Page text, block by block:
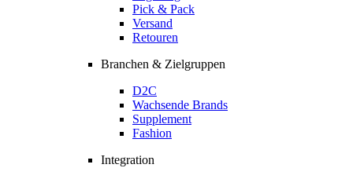
Pick & Pack
Versand
Retouren
Branchen & Zielgruppen
D2C
Wachsende Brands
Supplement
Fashion
Integration